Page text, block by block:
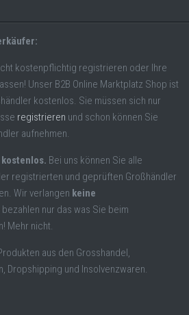
kostenpflichtig registrieren oder Ihre
Unser B2B Online Marktplatz Shop ist
kostenlos. Sie müssen sich nur
registrieren und schon können Sie
aufnehmen.
Bei uns können Sie alle
registrierten und geprüften Großhändler
Wir verlangen keine
bezahlen nur das was Sie beim
Mehr nicht.
aus den Grosshandel,
Dropshipping und Insolvenzwaren.